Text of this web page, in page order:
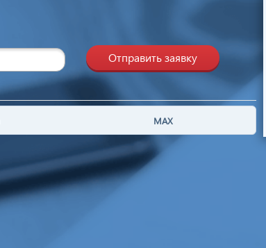
Отправить заявку
MAX